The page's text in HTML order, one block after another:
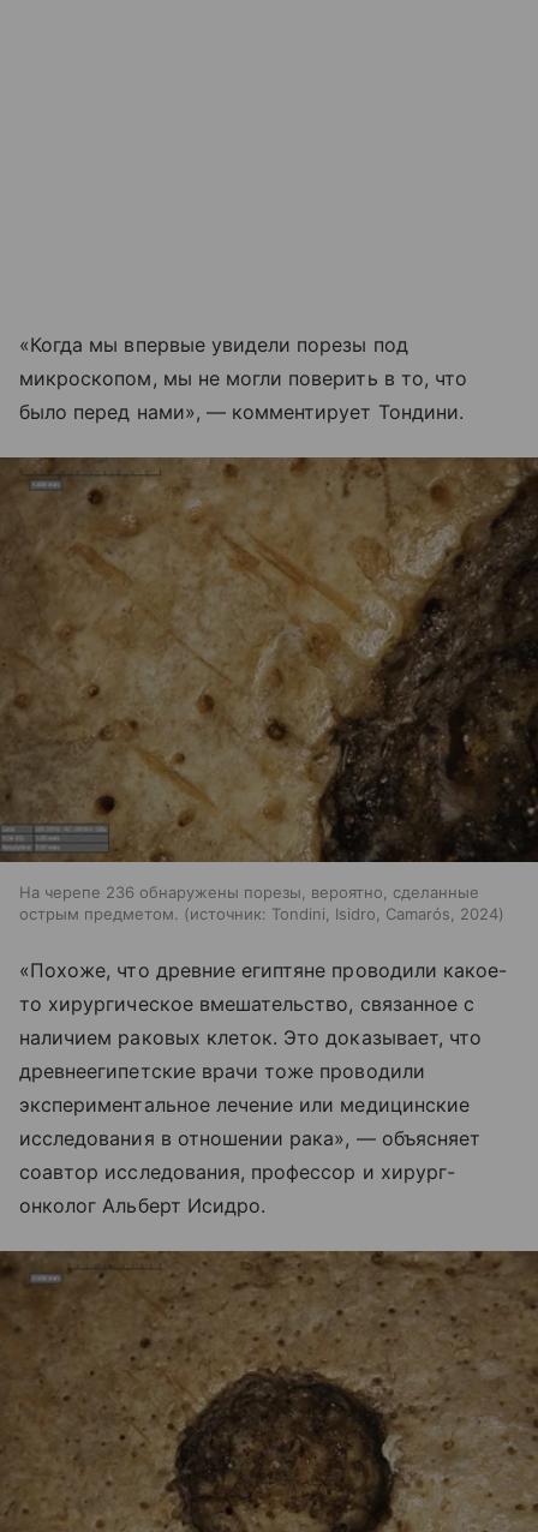
«Когда мы впервые увидели порезы под
микроскопом, мы не могли поверить в то, что
было перед нами», — комментирует Тондини.
На черепе 236 обнаружены порезы, вероятно, сделанные
острым предметом.
источник: Tondini, Isidro, Camarós, 2024
«Похоже, что древние египтяне проводили какое-
то хирургическое вмешательство, связанное с
наличием раковых клеток. Это доказывает, что
древнеегипетские врачи тоже проводили
экспериментальное лечение или медицинские
исследования в отношении рака», — объясняет
соавтор исследования, профессор и хирург-
онколог Альберт Исидро.